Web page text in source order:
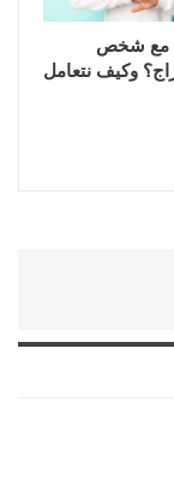
مع شخص
وكيف نتعامل